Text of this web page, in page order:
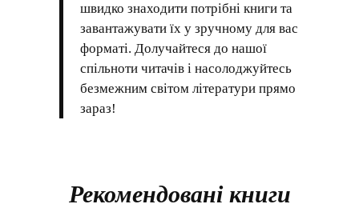
швидко знаходити потрібні книги та
завантажувати їх у зручному для вас
форматі. Долучайтеся до нашої
спільноти читачів і насолоджуйтесь
безмежним світом літератури прямо
зараз!
Рекомендовані книги